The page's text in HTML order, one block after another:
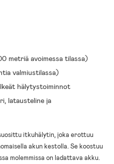
metriä avoimessa tilassa)
valmiustilassa)
hälytystoiminnot
latausteline ja
itkuhälytin, joka erottuu
akun kestolla. Se koostuu
molemmissa on ladattava akku.